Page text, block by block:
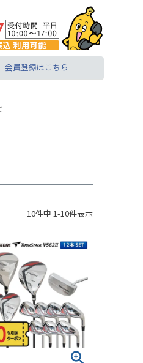
会員登録はこちら
10件中 1-10件表示